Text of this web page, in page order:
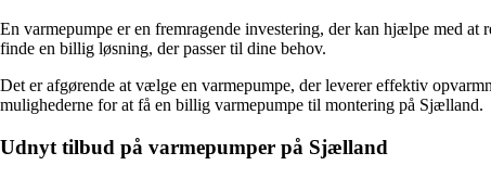
En varmepumpe er en fremragende investering, der kan hjælpe med
finde en billig løsning, der passer til dine behov.
Det er afgørende at vælge en varmepumpe, der leverer effektiv
mulighederne for at få en billig varmepumpe til montering på Sjælland.
Udnyt tilbud på varmepumper på Sjælland